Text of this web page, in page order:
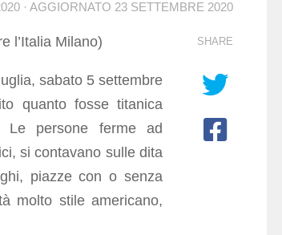
· AGGIORNATO 23 SETTEMBRE 2020
l’Italia Milano)
sabato 5 settembre
quanto fosse titanica
Le persone ferme ad
si contavano sulle dita
piazze con o senza
molto stile americano,
SHARE